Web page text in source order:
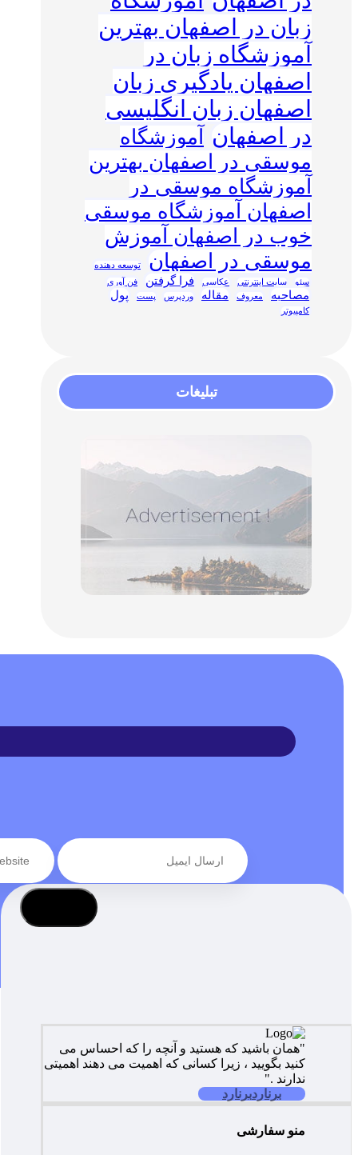
زبان در اصفهان بهترین
آموزشگاه زبان در
اصفهان یادگیری زبان
اصفهان زبان انگلیسی
در اصفهان
آموزشگاه
موسقی در اصفهان بهترین
آموزشگاه موسقی در
اصفهان آموزشگاه موسقی
خوب در اصفهان آموزش
موسقی در اصفهان
توسعه دهنده
سئو
سایت اینترنتی عکاسی فرا گرفتن فن آوری
مصاحبه معروف مقاله وردپرس پست پول
کامپیوتر
تبلیغات
"همان باشید که هستید و آنچه را که احساس می
کنید بگویید ، زیرا کسانی که اهمیت می دهند اهمیتی
ندارند ."
برناردبرنارد
منو سفارشی